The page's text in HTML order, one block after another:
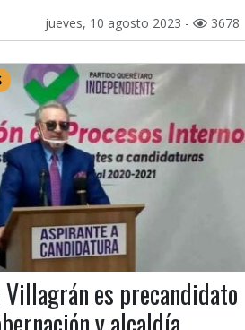
jueves, 10 agosto 2023 - 3678
Villagrán es precandidato